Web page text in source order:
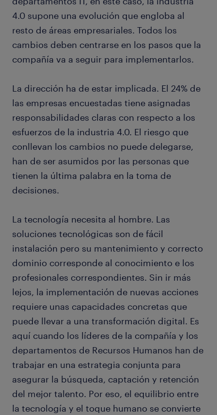
4.0 supone una evolución que engloba al
resto de áreas empresariales. Todos los
cambios deben centrarse en los pasos que la
compañía va a seguir para implementarlos.
La dirección ha de estar implicada. El 24% de
las empresas encuestadas tiene asignadas
responsabilidades claras con respecto a los
esfuerzos de la industria 4.0. El riesgo que
conllevan los cambios no puede delegarse,
han de ser asumidos por las personas que
tienen la última palabra en la toma de
decisiones.
La tecnología necesita al hombre. Las
soluciones tecnológicas son de fácil
instalación pero su mantenimiento y correcto
dominio corresponde al conocimiento e los
profesionales correspondientes. Sin ir más
lejos, la implementación de nuevas acciones
requiere unas capacidades concretas que
puede llevar a una transformación digital. Es
aquí cuando los líderes de la compañía y los
departamentos de Recursos Humanos han de
trabajar en una estrategia conjunta para
asegurar la búsqueda, captación y retención
del mejor talento. Por eso, el equilibrio entre
la tecnología y el toque humano se convierte